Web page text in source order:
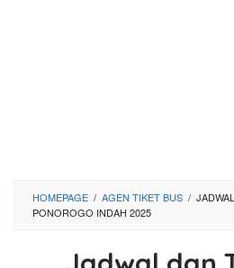
HOMEPAGE / AGEN TIKET BUS /
PONOROGO INDAH 2025